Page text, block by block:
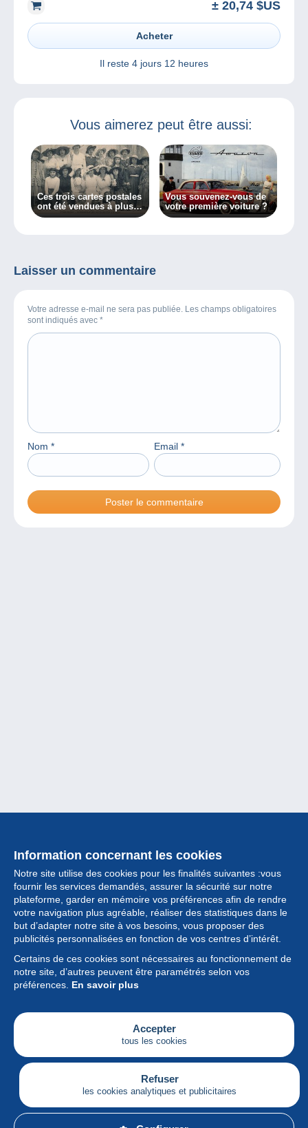
± 20,74 $US
Acheter
Il reste 4 jours 12 heures
Vous aimerez peut être aussi:
Ces trois cartes postales
ont été vendues à plus
de 1000€ sur Delcampe
Vous souvenez-vous de
votre première voiture ?
Laisser un commentaire
Votre adresse e-mail ne sera pas publiée. Les champs obligatoires
sont indiqués avec *
Nom * Email *
Information concernant les cookies
Notre site utilise des cookies pour les finalités suivantes :vous
fournir les services demandés, assurer la sécurité sur notre
plateforme, garder en mémoire vos préférences afin de rendre
votre navigation plus agréable, réaliser des statistiques dans le
but d’adapter notre site à vos besoins, vous proposer des
publicités personnalisées en fonction de vos centres d’intérêt.
Certains de ces cookies sont nécessaires au fonctionnement de
notre site, d’autres peuvent être paramétrés selon vos
préférences. En savoir plus
Accepter
tous les cookies
Refuser
les cookies analytiques et publicitaires
Collection
Actualités
Fonctionnalités
Société
Services
Articles
Français